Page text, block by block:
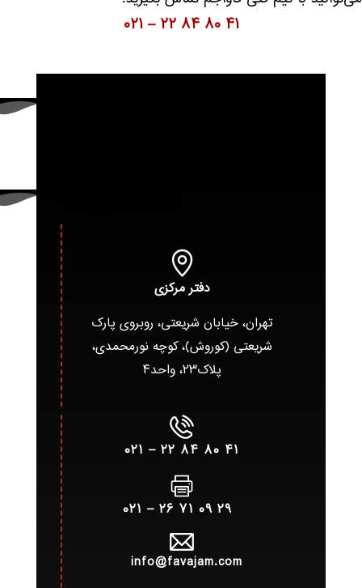
۴۱ ۸۰ ۸۴ ۲۲ – ۰۲۱
دفتر مرکزی
تهران، خیابان شریعتی، روبروی پارک
شریعتی (کوروش)، کوچه نورمحمدی،
پلاک۲۳، واحد۴
۴۱ ۸۰ ۸۴ ۲۲ – ۰۲۱
۲۹ ۰۹ ۷۱ ۲۶ – ۰۲۱
info@favajam.com